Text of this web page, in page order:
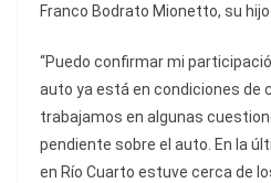
Franco Bodrato Mionetto, su hijo.
“Puedo confirmar mi
auto ya está en condiciones de
trabajamos en algunas
pendiente sobre el auto. En la
en Río Cuarto estuve cerca de